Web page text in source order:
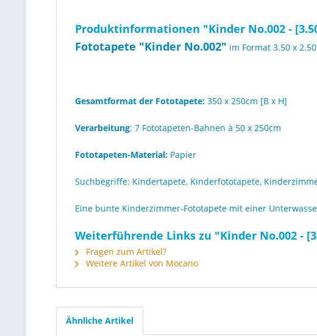
Produktinformationen "Kinder No.002 -
Fototapete "Kinder No.002" im Format 3.50 x
Gesamtformat der Fototapete: 350 x 250cm [B x H]
Verarbeitung: 7 Fototapeten-Bahnen à 50 x 250cm
Fototapeten-Material: Papier
Suchbegriffe: Kindertapete, Kinderfototapete,
Eine bunte Kinderzimmer-Fototapete mit einer
Weiterführende Links zu "Kinder No.002 -
Fragen zum Artikel?
Weitere Artikel von Mocano
Ähnliche Artikel